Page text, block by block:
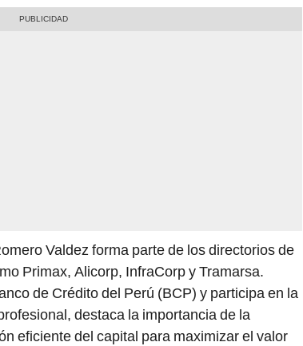
Valdez forma parte de los directorios de
Primax, Alicorp, InfraCorp y Tramarsa.
de Crédito del Perú (BCP) y participa en la
destaca la importancia de la
eficiente del capital para maximizar el valor